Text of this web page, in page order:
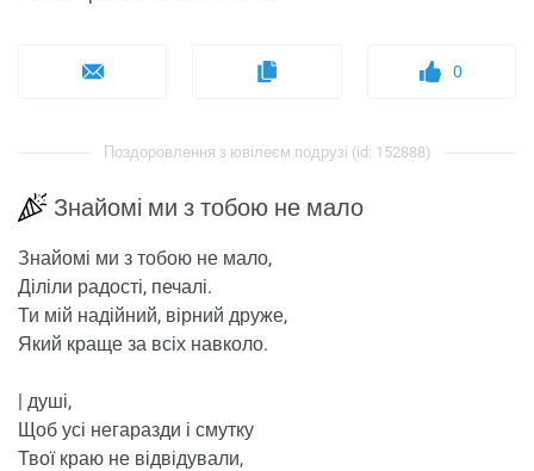
0
Поздоровлення з ювілеєм подрузі (id: 152888)
Знайомі ми з тобою не мало
Знайомі ми з тобою не мало,
Діліли радості, печалі.
Ти мій надійний, вірний друже,
Який краще за всіх навколо.
| душі,
Щоб усі негаразди і смутку
Твої краю не відвідували,